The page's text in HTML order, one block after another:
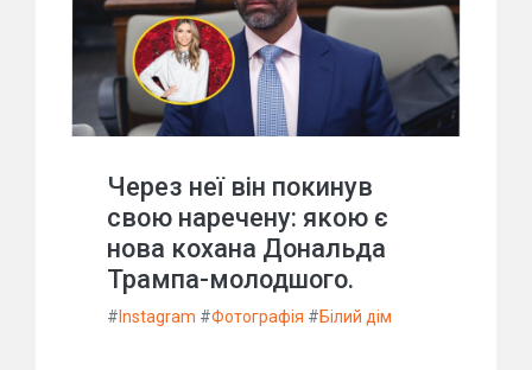
Через неї він покинув
свою наречену: якою є
нова кохана Дональда
Трампа-молодшого.
# Instagram #Фотографія #Білий дім